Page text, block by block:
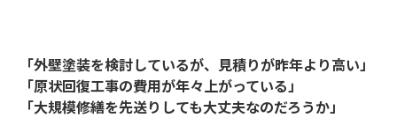
「外壁塗装を検討しているが、見積りが昨年より高い」
「原状回復工事の費用が年々上がっている」
「大規模修繕を先送りしても大丈夫なのだろうか」